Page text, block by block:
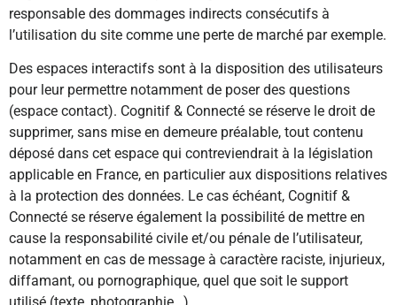
responsable des dommages indirects consécutifs à
l’utilisation du site comme une perte de marché par exemple.
Des espaces interactifs sont à la disposition des utilisateurs
pour leur permettre notamment de poser des questions
(espace contact). Cognitif & Connecté se réserve le droit de
supprimer, sans mise en demeure préalable, tout contenu
déposé dans cet espace qui contreviendrait à la législation
applicable en France, en particulier aux dispositions relatives
à la protection des données. Le cas échéant, Cognitif &
Connecté se réserve également la possibilité de mettre en
cause la responsabilité civile et/ou pénale de l’utilisateur,
notamment en cas de message à caractère raciste, injurieux,
diffamant, ou pornographique, quel que soit le support